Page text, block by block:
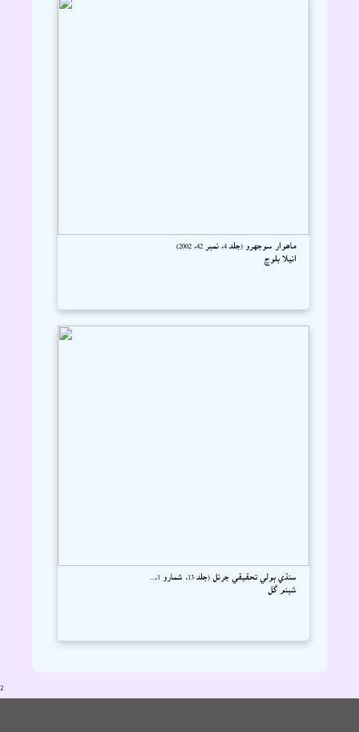
ماھوار سوجهرو (جلد 4، نمبر 42، 2002)
انيلا بلوچ
سنڌي ٻولي تحقيقي جرنل (جلد 13، شمارو 1،...
شبنم گل
2